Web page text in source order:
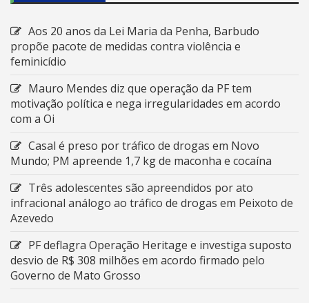
Aos 20 anos da Lei Maria da Penha, Barbudo
propõe pacote de medidas contra violência e
feminicídio
Mauro Mendes diz que operação da PF tem
motivação política e nega irregularidades em acordo
com a Oi
Casal é preso por tráfico de drogas em Novo
Mundo; PM apreende 1,7 kg de maconha e cocaína
Três adolescentes são apreendidos por ato
infracional análogo ao tráfico de drogas em Peixoto de
Azevedo
PF deflagra Operação Heritage e investiga suposto
desvio de R$ 308 milhões em acordo firmado pelo
Governo de Mato Grosso